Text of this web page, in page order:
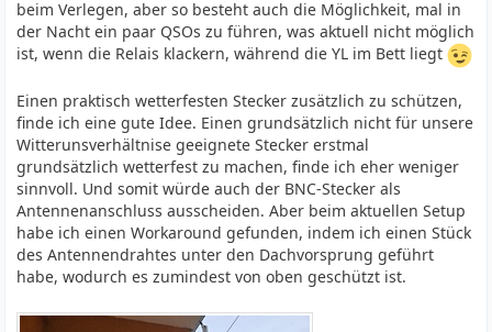
beim Verlegen, aber so besteht auch die Möglichkeit, mal in
der Nacht ein paar QSOs zu führen, was aktuell nicht möglich
ist, wenn die Relais klackern, während die YL im Bett liegt
Einen praktisch wetterfesten Stecker zusätzlich zu schützen,
finde ich eine gute Idee. Einen grundsätzlich nicht für unsere
Witterunsverhältnise geeignete Stecker erstmal
grundsätzlich wetterfest zu machen, finde ich eher weniger
sinnvoll. Und somit würde auch der BNC-Stecker als
Antennenanschluss ausscheiden. Aber beim aktuellen Setup
habe ich einen Workaround gefunden, indem ich einen Stück
des Antennendrahtes unter den Dachvorsprung geführt
habe, wodurch es zumindest von oben geschützt ist.